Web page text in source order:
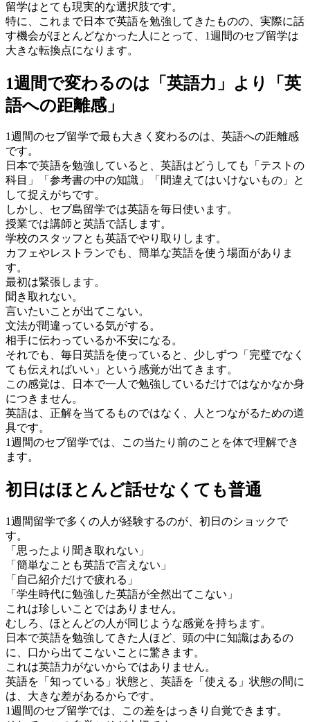
留学はとても現実的な選択肢です。
特に、これまで日本で英語を勉強してきたものの、実際に話
す機会がほとんどなかった人にとって、1週間のセブ留学は
大きな転換点になります。
1週間で変わるのは「英語力」より「英
語への距離感」
1週間のセブ留学で最も大きく変わるのは、英語への距離感
です。
日本で英語を勉強していると、英語はどうしても「テストの
科目」「参考書の中の知識」「間違えてはいけないもの」と
して捉えがちです。
しかし、セブ島留学では英語を毎日使います。
授業では講師と英語で話します。
学校のスタッフとも英語でやり取りします。
カフェやレストランでも、簡単な英語を使う場面がありま
す。
最初は緊張します。
聞き取れない。
言いたいことが出てこない。
文法が間違っている気がする。
相手に伝わっているか不安になる。
それでも、毎日英語を使っていると、少しずつ「完璧でなく
ても伝えればいい」という感覚が出てきます。
この感覚は、日本で一人で勉強しているだけではなかなか身
につきません。
英語は、正解を当てるものではなく、人とつながるための道
具です。
1週間のセブ留学では、この当たり前のことを体で理解でき
ます。
初日はほとんど話せなくても普通
1週間留学で多くの人が経験するのが、初日のショックで
す。
「思ったより聞き取れない」
「簡単なことも英語で言えない」
「自己紹介だけで疲れる」
「学生時代に勉強した英語が全然出てこない」
これは珍しいことではありません。
むしろ、ほとんどの人が同じような感覚を持ちます。
日本で英語を勉強してきた人ほど、頭の中に知識はあるの
に、口から出てこないことに驚きます。
これは英語力がないからではありません。
英語を「知っている」状態と、英語を「使える」状態の間に
は、大きな差があるからです。
1週間のセブ留学では、この差をはっきり自覚できます。